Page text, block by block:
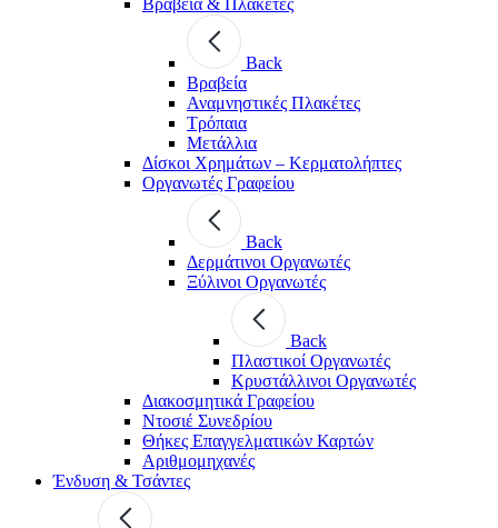
Back
Βραβεία
Αναμνηστικές Πλακέτες
Τρόπαια
Μετάλλια
Δίσκοι Χρημάτων – Κερματολήπτες
Οργανωτές Γραφείου
Back
Δερμάτινοι Οργανωτές
Ξύλινοι Οργανωτές
Back
Πλαστικοί Οργανωτές
Κρυστάλλινοι Οργανωτές
Διακοσμητικά Γραφείου
Ντοσιέ Συνεδρίου
Θήκες Επαγγελματικών Καρτών
Αριθμομηχανές
Ένδυση & Τσάντες